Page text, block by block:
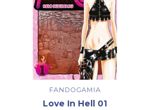
FANDOGAMIA
Love In Hell 01